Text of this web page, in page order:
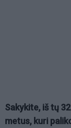
Sakykite, iš tų
metus, kuri